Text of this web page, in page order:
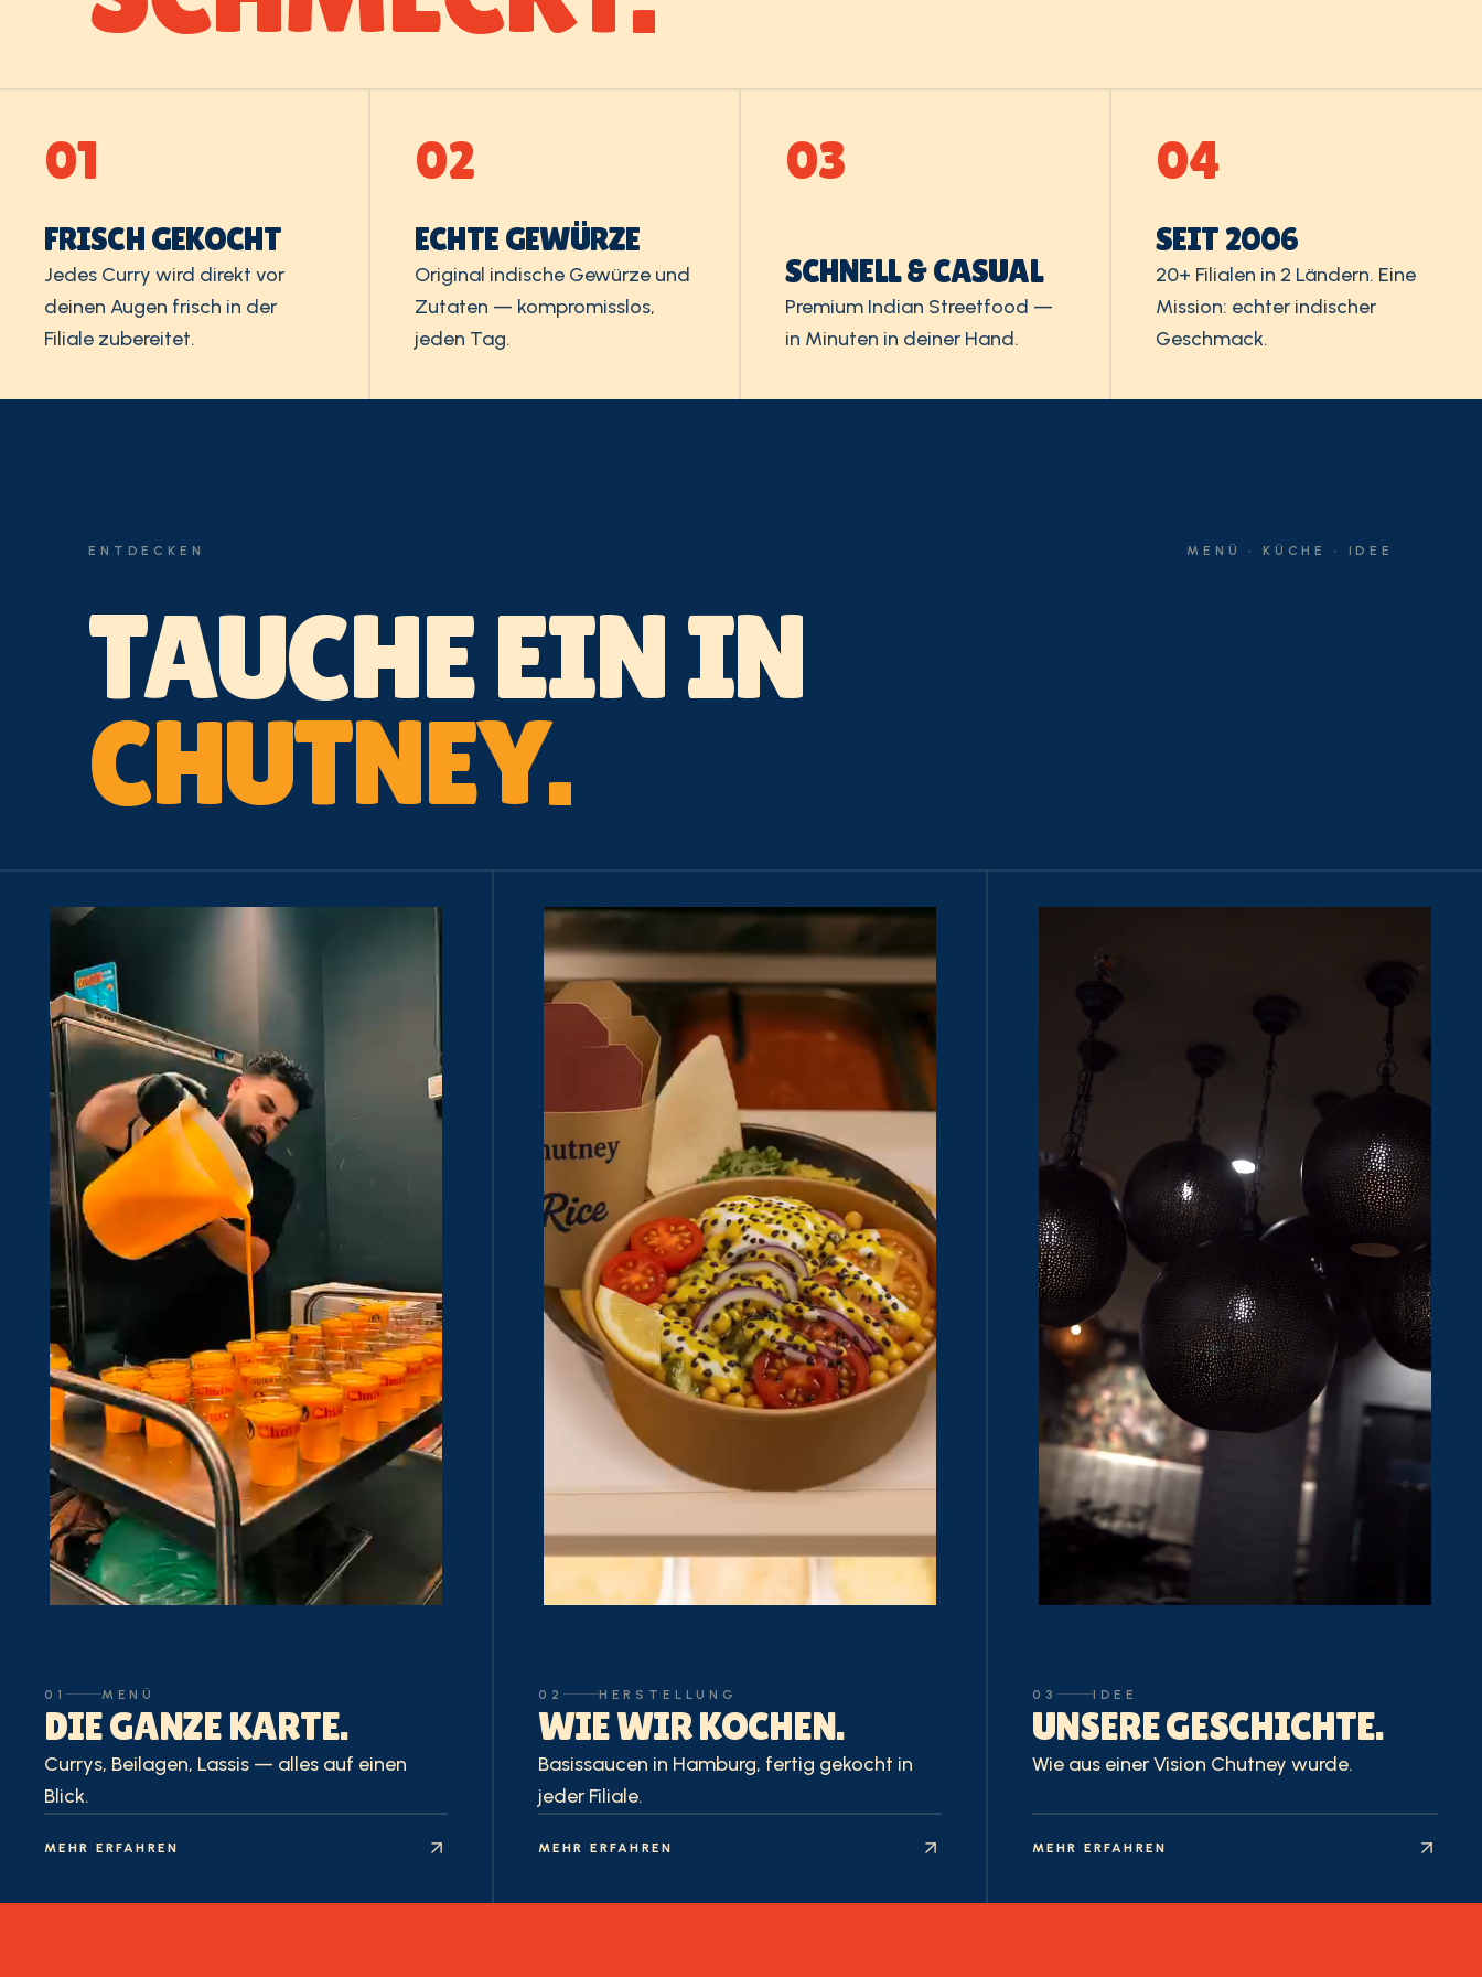
01
FRISCH GEKOCHT
Jedes Curry wird direkt vor
deinen Augen frisch in der
Filiale zubereitet.
02
ECHTE GEWÜRZE
Original indische Gewürze und
Zutaten — kompromisslos,
jeden Tag.
03
SCHNELL & CASUAL
Premium Indian Streetfood —
in Minuten in deiner Hand.
04
SEIT 2006
20+ Filialen in 2 Ländern. Eine
Mission: echter indischer
Geschmack.
ENTDECKEN MENÜ · KÜCHE · IDEE
TAUCHE EIN IN
CHUTNEY.
01 MENÜ
DIE GANZE KARTE.
Currys, Beilagen, Lassis — alles auf einen
Blick.
MEHR ERFAHREN
02 HERSTELLUNG
WIE WIR KOCHEN.
Basissaucen in Hamburg, fertig gekocht in
jeder Filiale.
MEHR ERFAHREN
03 IDEE
UNSERE GESCHICHTE.
Wie aus einer Vision Chutney wurde.
MEHR ERFAHREN